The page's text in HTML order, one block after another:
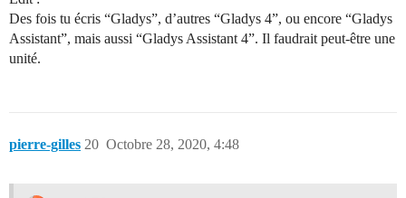
Des fois tu écris “Gladys”, d’autres “Gladys 4”, ou encore “Gladys
Assistant”, mais aussi “Gladys Assistant 4”. Il faudrait peut-être une
unité.
pierre-gilles Octobre 28, 2020, 4:48
20